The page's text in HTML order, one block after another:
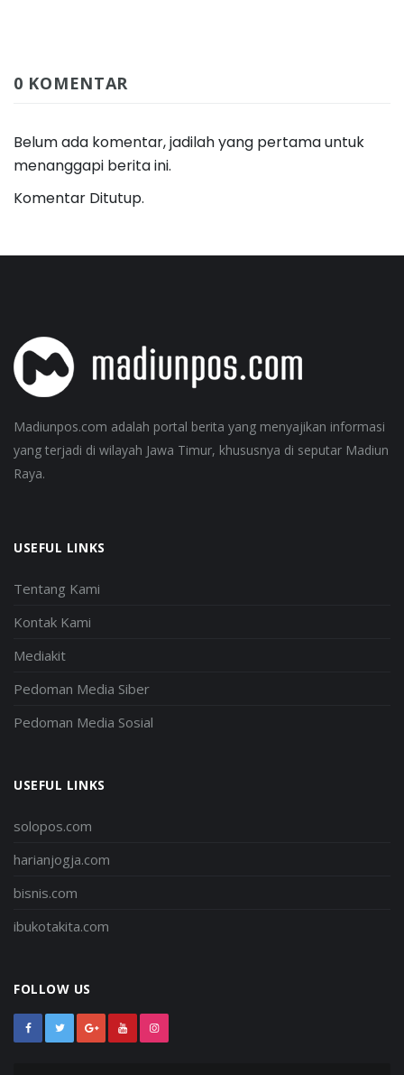
0 KOMENTAR
Belum ada komentar, jadilah yang pertama untuk
menanggapi berita ini.
Komentar Ditutup.
Madiunpos.com adalah portal berita yang menyajikan informasi
yang terjadi di wilayah Jawa Timur, khususnya di seputar Madiun
Raya.
USEFUL LINKS
Tentang Kami
Kontak Kami
Mediakit
Pedoman Media Siber
Pedoman Media Sosial
USEFUL LINKS
solopos.com
harianjogja.com
bisnis.com
ibukotakita.com
FOLLOW US